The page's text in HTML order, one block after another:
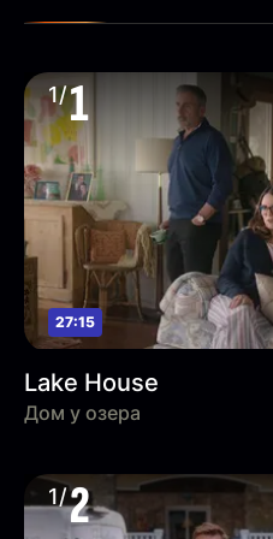
1/1
27:15
Lake House
Дом у озера
1/2